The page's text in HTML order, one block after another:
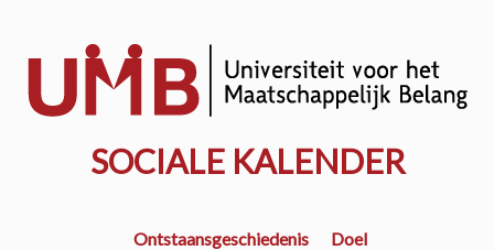
hoofd
SOCIALE KALENDER
Ontstaansgeschiedenis Doel